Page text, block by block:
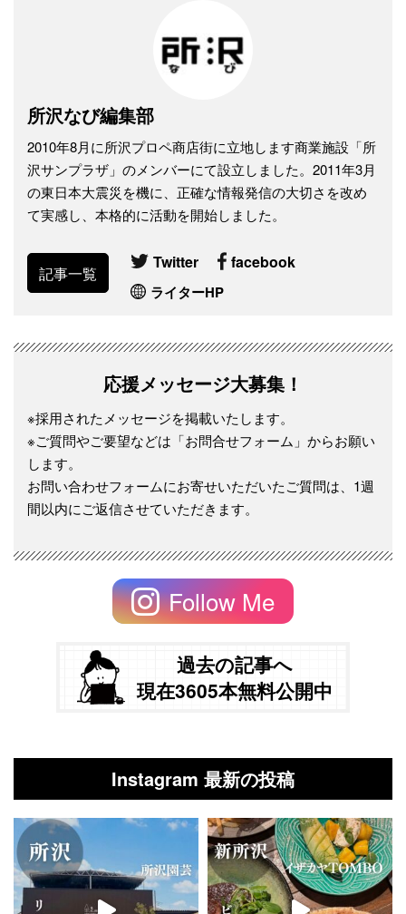
所沢なび編集部
2010年8月に所沢プロペ商店街に立地します商業施設「所
沢サンプラザ」のメンバーにて設立しました。2011年3月
の東日本大震災を機に、正確な情報発信の大切さを改め
て実感し、本格的に活動を開始しました。
記事一覧
Twitter facebook
ライターHP
応援メッセージ大募集！
※採用されたメッセージを掲載いたします。
※ご質問やご要望などは「お問合せフォーム」からお願い
します。
お問い合わせフォームにお寄せいただいたご質問は、1週
間以内にご返信させていただきます。
Follow Me
過去の記事へ
現在3605本無料公開中
Instagram 最新の投稿